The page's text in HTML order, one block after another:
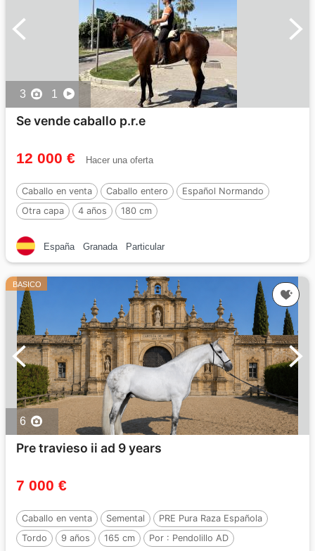
3 1
Se vende caballo p.r.e
12 000 € Hacer una oferta
Caballo en venta Caballo entero
Español Normando
Otra capa
4 años 180 cm
España Granada Particular
BASICO
6
Pre travieso ii ad 9 years
7 000 €
Caballo en venta Semental
PRE Pura Raza Española
Tordo
9 años 165 cm Por : Pendolillo AD